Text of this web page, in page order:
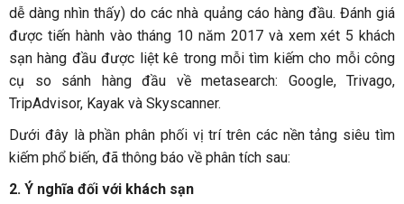
dễ dàng nhìn thấy) do các nhà quảng cáo hàng đầu. Đánh giá
được tiến hành vào tháng 10 năm 2017 và xem xét 5 khách
sạn hàng đầu được liệt kê trong mỗi tìm kiếm cho mỗi công
cụ so sánh hàng đầu về metasearch: Google, Trivago,
TripAdvisor, Kayak và Skyscanner.
Dưới đây là phần phân phối vị trí trên các nền tảng siêu tìm
kiếm phổ biến, đã thông báo về phân tích sau:
2. Ý nghĩa đối với khách sạn